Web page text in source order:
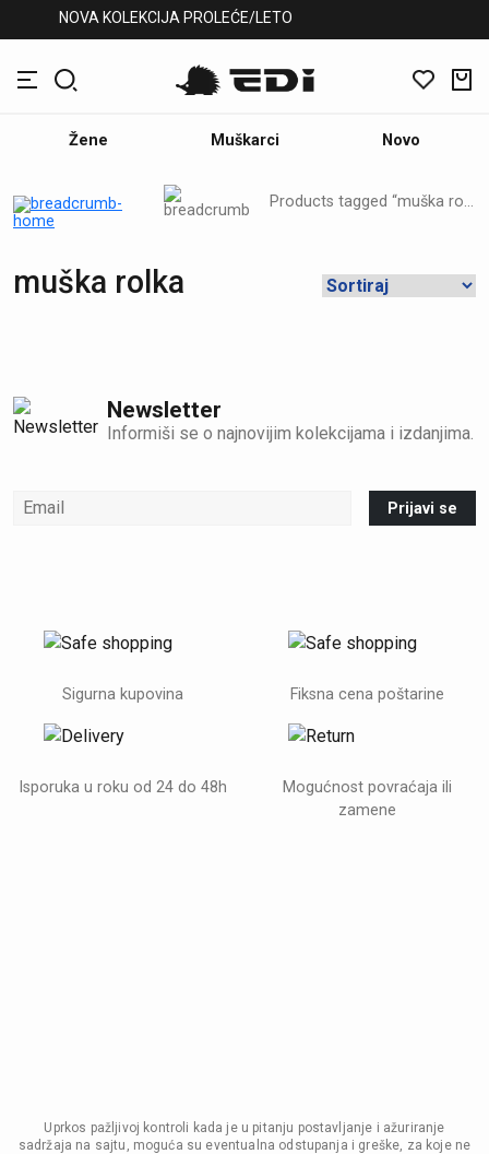
NOVA KOLEKCIJA PROLEĆE/LETO
Žene Muškarci Novo
Products tagged “muška rolka”
muška rolka
Newsletter
Informiši se o najnovijim kolekcijama i izdanjima.
Prijavi se
Sigurna kupovina Fiksna cena poštarine
Isporuka u roku od 24 do 48h
Mogućnost povraćaja ili
zamene
Uprkos pažljivoj kontroli kada je u pitanju postavljanje i ažuriranje
sadržaja na sajtu, moguća su eventualna odstupanja i greške, za koje ne